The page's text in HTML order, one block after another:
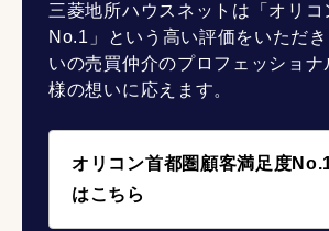
三菱地所ハウスネットは「オリ
No.1」という高い評価をいただ
いの売買仲介のプロフェッショナ
様の想いに応えます。
オリコン首都圏顧客満足度
はこちら